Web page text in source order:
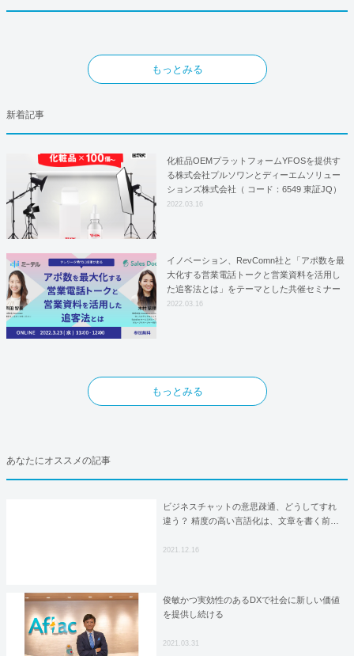
もっとみる
新着記事
化粧品OEMプラットフォームYFOSを提供す
る株式会社プルソワンとディーエムソリュー
ションズ株式会社（ コード：6549 東証JQ）
はYFOSにおけるロジスティクスパートナー
2022.03.16
イノベーション、RevComn社と「アポ数を最
大化する営業電話トークと営業資料を活用し
た追客法とは」をテーマとした共催セミナー
を開催！
2022.03.16
もっとみる
あなたにオススメの記事
ビジネスチャットの意思疎通、どうしてすれ
違う？ 精度の高い言語化は、文章を書く前…
2021.12.16
俊敏かつ実効性のあるDXで社会に新しい価値
を提供し続ける
2021.03.31